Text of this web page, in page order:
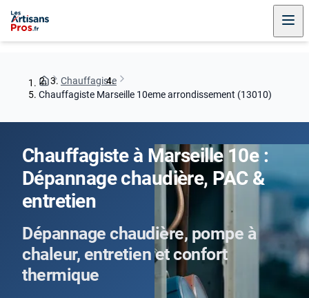
Chauffagiste
Chauffagiste Marseille 10eme arrondissement (13010)
Chauffagiste à Marseille 10e :
Dépannage chaudière, PAC &
entretien
Dépannage chaudière, pompe à
chaleur, entretien et confort
thermique